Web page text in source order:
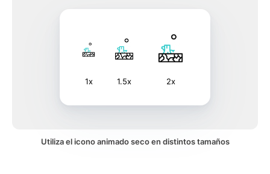
1x 1.5x 2x
Utiliza el icono animado seco en distintos tamaños